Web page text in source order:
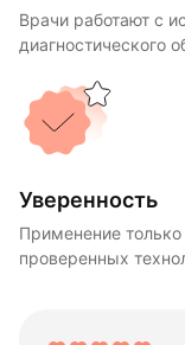
Врачи работают с
диагностического
Уверенность
Применение
проверенных